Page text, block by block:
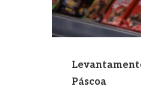
Páscoa